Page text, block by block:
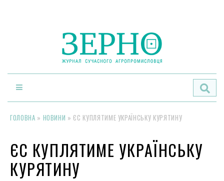
ГОЛОВНА » НОВИНИ » ЄС КУПЛЯТИМЕ УКРАЇНСЬКУ КУРЯТИНУ
ЄС КУПЛЯТИМЕ УКРАЇНСЬКУ
КУРЯТИНУ